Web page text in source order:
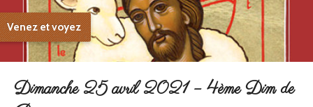
Venez et voyez
Dimanche 25 avril 2021 – 4ème Dim de